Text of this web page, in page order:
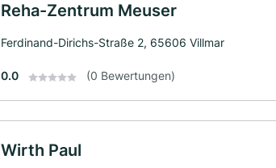
Reha-Zentrum Meuser
Ferdinand-Dirichs-Straße 2, 65606 Villmar
0.0 (0 Bewertungen)
Wirth Paul